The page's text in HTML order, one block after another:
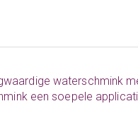
waterschmink
een soepele